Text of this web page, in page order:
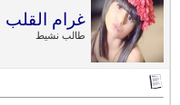
غرام القلب
طالب نشيط